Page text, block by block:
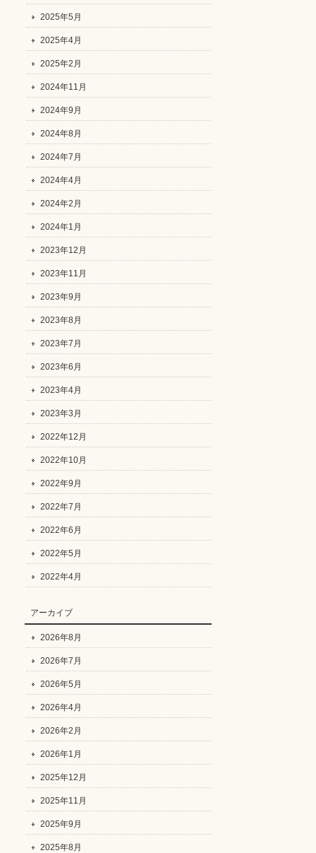
2025年5月
2025年4月
2025年2月
2024年11月
2024年9月
2024年8月
2024年7月
2024年4月
2024年2月
2024年1月
2023年12月
2023年11月
2023年9月
2023年8月
2023年7月
2023年6月
2023年4月
2023年3月
2022年12月
2022年10月
2022年9月
2022年7月
2022年6月
2022年5月
2022年4月
アーカイブ
2026年8月
2026年7月
2026年5月
2026年4月
2026年2月
2026年1月
2025年12月
2025年11月
2025年9月
2025年8月